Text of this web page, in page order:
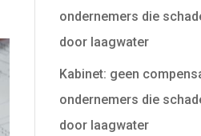
ondernemers die
door laagwater
Kabinet: geen
ondernemers die
door laagwater